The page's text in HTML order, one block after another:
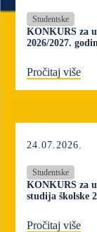
Studentske
KONKURS za
2026/2027.
Pročitaj više
24.07.2026.
Studentske
KONKURS za
studija školske
Pročitaj više